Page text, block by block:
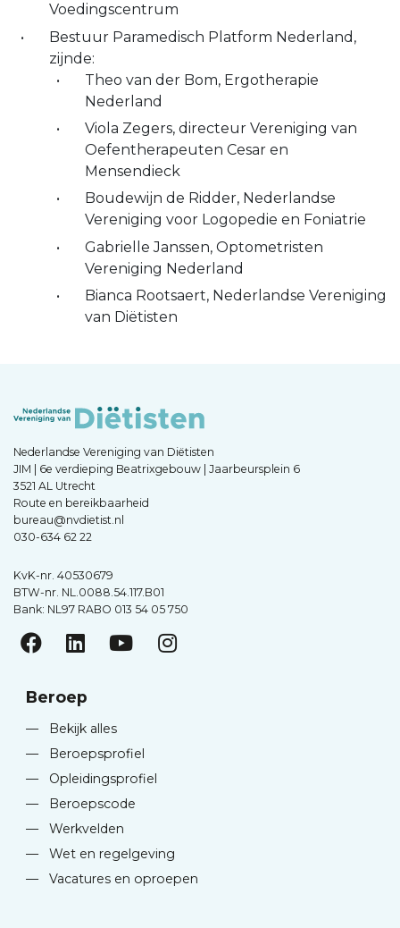
Voedingscentrum
Bestuur Paramedisch Platform Nederland,
zijnde:
Theo van der Bom, Ergotherapie
Nederland
Viola Zegers, directeur Vereniging van
Oefentherapeuten Cesar en
Mensendieck
Boudewijn de Ridder, Nederlandse
Vereniging voor Logopedie en Foniatrie
Gabrielle Janssen, Optometristen
Vereniging Nederland
Bianca Rootsaert, Nederlandse Vereniging
van Diëtisten
Nederlandse Vereniging van Diëtisten
JIM | 6e verdieping Beatrixgebouw | Jaarbeursplein 6
3521 AL Utrecht
Route en bereikbaarheid
bureau@nvdietist.nl
030-634 62 22
KvK-nr. 40530679
BTW-nr. NL.0088.54.117.B01
Bank: NL97 RABO 013 54 05 750
Beroep
—
Bekijk alles
—
Beroepsprofiel
—
Opleidingsprofiel
—
Beroepscode
—
Werkvelden
—
Wet en regelgeving
—
Vacatures en oproepen